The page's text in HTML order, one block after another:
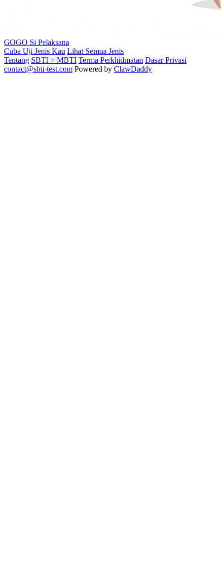
GOGO Si Pelaksana
Cuba Uji Jenis Kau Lihat Semua Jenis
Tentang SBTI × MBTI Terma Perkhidmatan Dasar Privasi
contact@sbti-test.com Powered by ClawDaddy